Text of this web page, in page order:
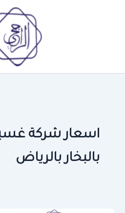
اسعار شركة
بالبخار بالرياض